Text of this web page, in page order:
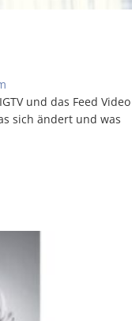
und das Feed Video
sich ändert und was